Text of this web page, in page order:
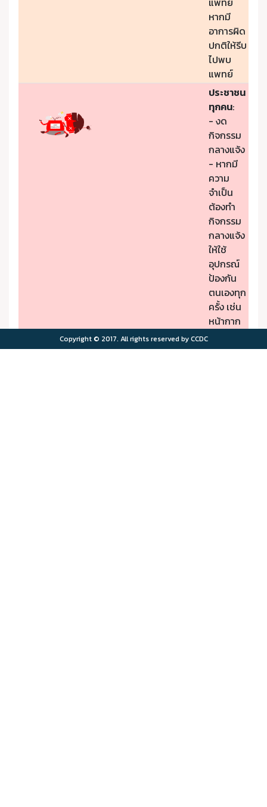
หากมี
อาการผิด
ปกติให้รีบ
ไปพบ
แพทย์
ประชาชน
ทุกคน:
- งด
กิจกรรม
กลางแจ้ง
- หากมี
ความ
จำเป็น
ต้องทำ
กิจกรรม
กลางแจ้ง
ให้ใช้
อุปกรณ์
ป้องกัน
ตนเองทุก
ครั้ง เช่น
หน้ากาก
PM2.5
Copyright © 2017. All rights reserved by CCDC